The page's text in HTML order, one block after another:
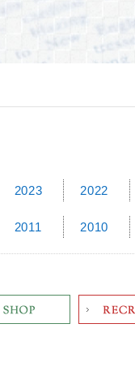
2023 2022
2011 2010